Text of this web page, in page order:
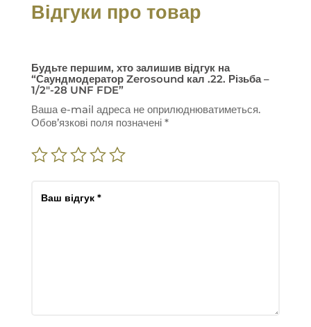
Відгуки про товар
Будьте першим, хто залишив відгук на
“Саундмодератор Zerosound кал .22. Різьба –
1/2″-28 UNF FDE”
Ваша e-mail адреса не оприлюднюватиметься.
Обов’язкові поля позначені *